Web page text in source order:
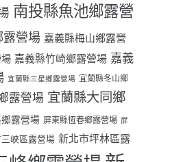
南投縣魚池鄉露營
露營場 嘉義縣梅山鄉露營
嘉義縣竹崎鄉露營場 嘉義
宜蘭縣三星鄉露營場 宜蘭縣冬山鄉
露營場 宜蘭縣大同鄉
露營場 屏東縣恆春鄉露營場 屏
峽區露營場 新北市坪林區露